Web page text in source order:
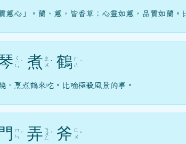
蕙心」。蘭、蕙，皆香草；心靈如蕙，品質如蘭。
ㄑ
ㄧ
ㄣ
ˊ 煮 ㄓ
ㄨ ˇ 鶴 ㄏ
ㄜ ˋ
，烹煮鶴來吃。比喻極殺風景的事。
門
ㄇ
ㄣ ˊ 弄 ㄋ
ㄨ
ㄥ
ˋ 斧 ㄈ
ㄨ ˇ